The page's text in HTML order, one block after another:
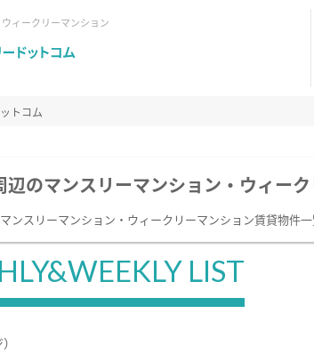
ィークリーマンション
トコム
辺のマンスリーマンション・ウィー
ンスリーマンション・ウィークリーマンション賃貸物件
LIST